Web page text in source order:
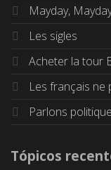
Mayday,
Les sigles
Acheter la tour
Les français ne
Parlons
Tópicos